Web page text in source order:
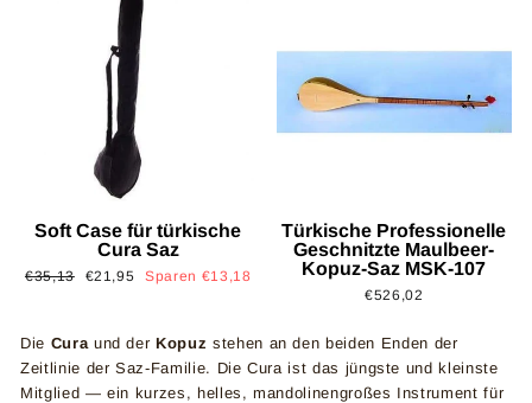
Soft Case für türkische
Cura Saz
Normaler
€35,13 Sonderpreis
€21,95 Sparen €13,18
Türkische Professionelle
Geschnitzte Maulbeer-
Kopuz-Saz MSK-107
€526,02
Die Cura und derKopuz stehen an den beiden Enden der
Zeitlinie der Saz-Familie. Die Cura ist das jüngste und kleinste
Mitglied — ein kurzes, helles, mandolinengroßes Instrument für